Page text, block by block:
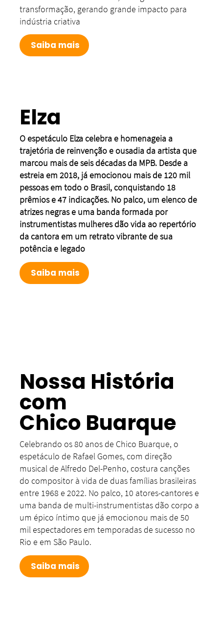
transformação, gerando grande impacto para
indústria criativa
Saiba mais
Elza
O espetáculo Elza celebra e homenageia a
trajetória de reinvenção e ousadia da artista que
marcou mais de seis décadas da MPB. Desde a
estreia em 2018, já emocionou mais de 120 mil
pessoas em todo o Brasil, conquistando 18
prêmios e 47 indicações. No palco, um elenco de
atrizes negras e uma banda formada por
instrumentistas mulheres dão vida ao repertório
da cantora em um retrato vibrante de sua
potência e legado
Saiba mais
Nossa História
com
Chico Buarque
Celebrando os 80 anos de Chico Buarque, o
espetáculo de Rafael Gomes, com direção
musical de Alfredo Del-Penho, costura canções
do compositor à vida de duas famílias brasileiras
entre 1968 e 2022. No palco, 10 atores-cantores e
uma banda de multi-instrumentistas dão corpo a
um épico íntimo que já emocionou mais de 50
mil espectadores em temporadas de sucesso no
Rio e em São Paulo.
Saiba mais